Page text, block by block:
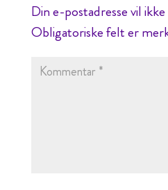
Din e-postadresse vil
Obligatoriske felt er